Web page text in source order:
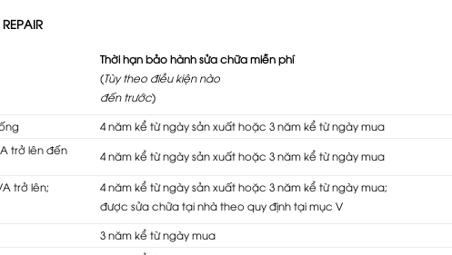
Thời hạn bảo hành sửa chữa miễn phí
(Tùy theo điều kiện nào
đến trước)
4 năm kể từ ngày sản xuất hoặc 3 năm kể từ ngày mua
trở lên đến
4 năm kể từ ngày sản xuất hoặc 3 năm kể từ ngày mua
trở lên;
4 năm kể từ ngày sản xuất hoặc 3 năm kể từ ngày mua;
được sửa chữa tại nhà theo quy định tại mục V
3 năm kể từ ngày mua